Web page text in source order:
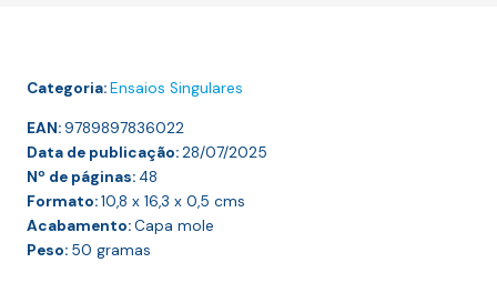
Enforcamento
Categoria:Ensaios Singulares
EAN:9789897836022
Data de publicação:28/07/2025
Nº de páginas: 48
Formato:10,8 x 16,3 x 0,5 cms
Acabamento:Capa mole
Peso: 50 gramas